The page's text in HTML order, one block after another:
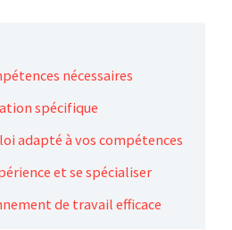
nécessaires
spécifique
adapté à vos compétences
et se spécialiser
de travail efficace